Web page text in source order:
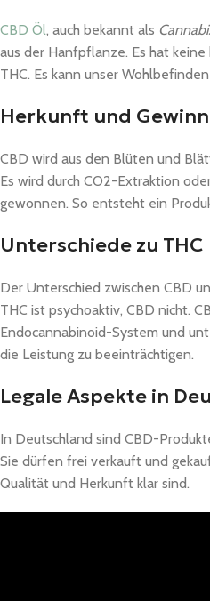
CBD Öl, auch bekannt als
aus der Hanfpflanze. Es hat
THC. Es kann unser
Herkunft und
CBD wird aus den Blüten und
Es wird durch CO2-Extraktion
gewonnen. So entsteht ein
Unterschiede zu THC
Der Unterschied zwischen CBD
THC ist psychoaktiv, CBD nicht.
Endocannabinoid-System und
die Leistung zu beeinträchtigen.
Legale Aspekte in
In Deutschland sind CBD-
Sie dürfen frei verkauft und
Qualität und Herkunft klar sind.